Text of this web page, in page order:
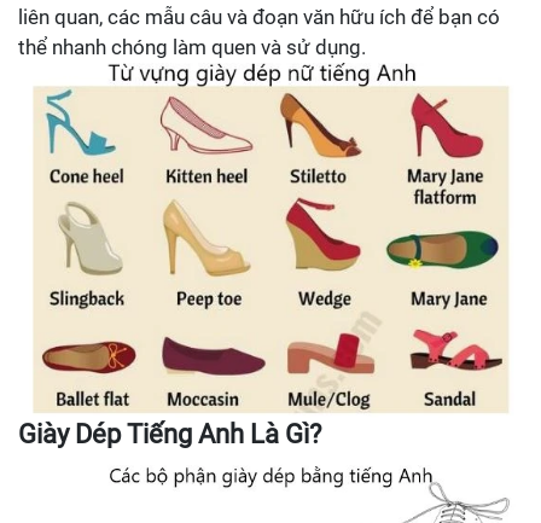
liên quan, các mẫu câu và đoạn văn hữu ích để bạn có
thể nhanh chóng làm quen và sử dụng.
Giày Dép Tiếng Anh Là Gì?